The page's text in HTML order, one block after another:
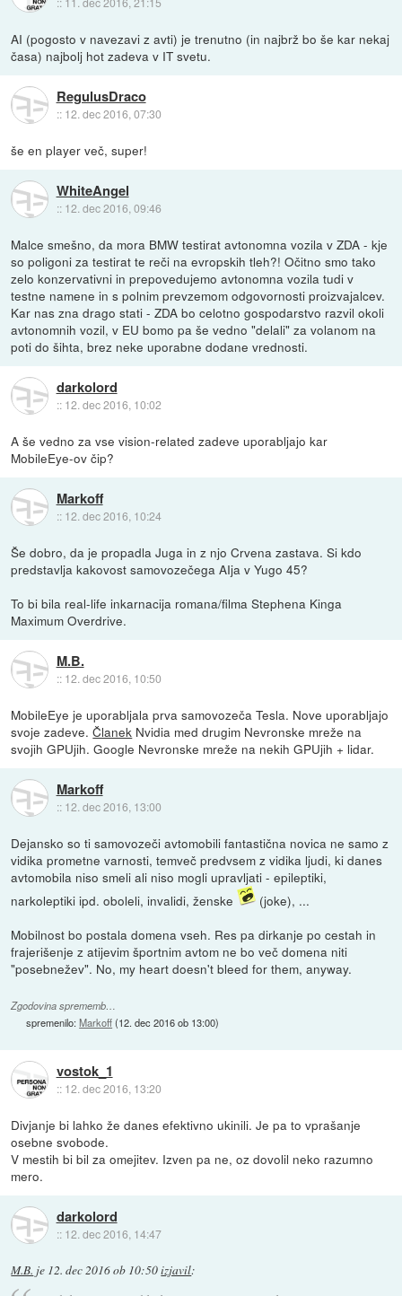
AI (pogosto v navezavi z avti) je trenutno (in najbrž bo še kar nekaj
časa) najbolj hot zadeva v IT svetu.
RegulusDraco
:: 12. dec 2016, 07:30
še en player več, super!
WhiteAngel
:: 12. dec 2016, 09:46
Malce smešno, da mora BMW testirat avtonomna vozila v ZDA - kje
so poligoni za testirat te reči na evropskih tleh?! Očitno smo tako
zelo konzervativni in prepovedujemo avtonomna vozila tudi v
testne namene in s polnim prevzemom odgovornosti proizvajalcev.
Kar nas zna drago stati - ZDA bo celotno gospodarstvo razvil okoli
avtonomnih vozil, v EU bomo pa še vedno "delali" za volanom na
poti do šihta, brez neke uporabne dodane vrednosti.
darkolord
:: 12. dec 2016, 10:02
A še vedno za vse vision-related zadeve uporabljajo kar
MobileEye-ov čip?
Markoff
:: 12. dec 2016, 10:24
Še dobro, da je propadla Juga in z njo Crvena zastava. Si kdo
predstavlja kakovost samovozečega AIja v Yugo 45?
To bi bila real-life inkarnacija romana/filma Stephena Kinga
Maximum Overdrive.
M.B.
:: 12. dec 2016, 10:50
MobileEye je uporabljala prva samovozeča Tesla. Nove uporabljajo
svoje zadeve.Članek Nvidia med drugim Nevronske mreže na
svojih GPUjih. Google Nevronske mreže na nekih GPUjih + lidar.
Markoff
:: 12. dec 2016, 13:00
Dejansko so ti samovozeči avtomobili fantastična novica ne samo z
vidika prometne varnosti, temveč predvsem z vidika ljudi, ki danes
avtomobila niso smeli ali niso mogli upravljati - epileptiki,
narkoleptiki ipd. oboleli, invalidi, ženske
(joke), ...
Mobilnost bo postala domena vseh. Res pa dirkanje po cestah in
frajerišenje z atijevim športnim avtom ne bo več domena niti
"posebnežev". No, my heart doesn't bleed for them, anyway.
Zgodovina sprememb…
spremenilo:Markoff(12. dec 2016 ob 13:00)
vostok_1
:: 12. dec 2016, 13:20
Divjanje bi lahko že danes efektivno ukinili. Je pa to vprašanje
osebne svobode.
V mestih bi bil za omejitev. Izven pa ne, oz dovolil neko razumno
mero.
darkolord
:: 12. dec 2016, 14:47
M.B. je 12. dec 2016 ob 10:50izjavil: